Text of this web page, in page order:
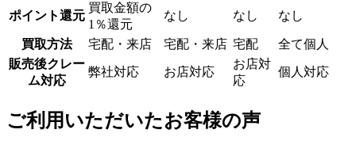
ポイント還元
買取金額の
1％還元
なし なし なし
買取方法 宅配・来店 宅配・来店 宅配
全て個人
販売後クレー
ム対応
弊社対応 お店対応
お店対
応
個人対応
ご利用いただいたお客様の声